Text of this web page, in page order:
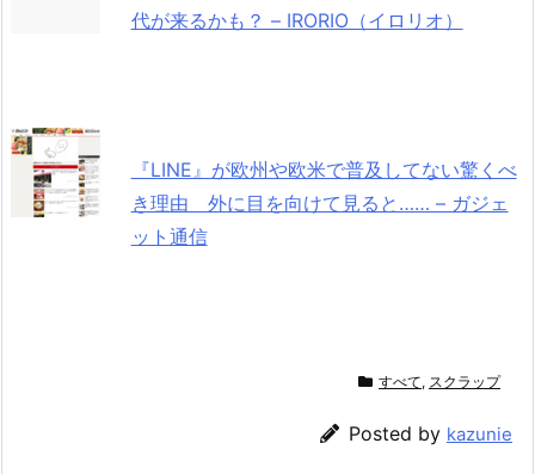
代が来るかも？ – IRORIO（イロリオ）
『LINE』が欧州や欧米で普及してない驚くべ
き理由 外に目を向けて見ると…… – ガジェ
ット通信
すべて, スクラップ
Posted by kazunie